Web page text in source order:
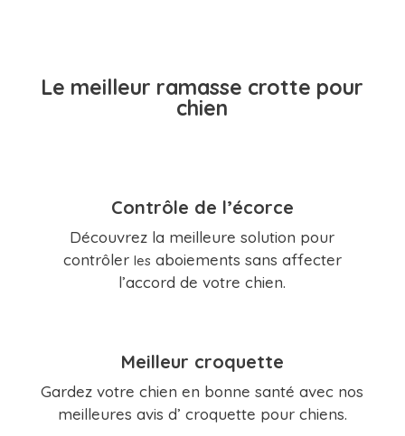
Le meilleur ramasse crotte pour
chien
Contrôle de l’écorce
Découvrez la meilleure solution pour
contrôler les aboiements sans affecter
l’accord de votre chien.
Meilleur croquette
Gardez votre chien en bonne santé avec nos
meilleures avis d’ croquette pour chiens.